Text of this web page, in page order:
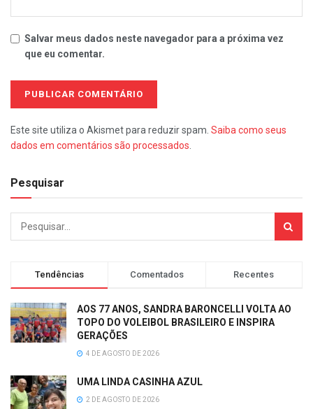
Salvar meus dados neste navegador para a próxima vez
que eu comentar.
Este site utiliza o Akismet para reduzir spam. Saiba como seus
dados em comentários são processados.
Pesquisar
Tendências Comentados Recentes
AOS 77 ANOS, SANDRA BARONCELLI VOLTA AO
TOPO DO VOLEIBOL BRASILEIRO E INSPIRA
GERAÇÕES
4 DE AGOSTO DE 2026
UMA LINDA CASINHA AZUL
2 DE AGOSTO DE 2026